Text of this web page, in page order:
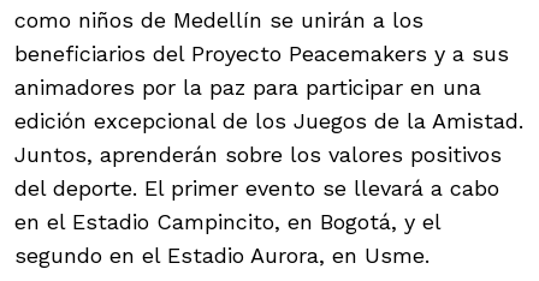
como niños de Medellín se unirán a los
beneficiarios del Proyecto Peacemakers y a sus
animadores por la paz para participar en una
edición excepcional de los Juegos de la Amistad.
Juntos, aprenderán sobre los valores positivos
del deporte. El primer evento se llevará a cabo
en el Estadio Campincito, en Bogotá, y el
segundo en el Estadio Aurora, en Usme.